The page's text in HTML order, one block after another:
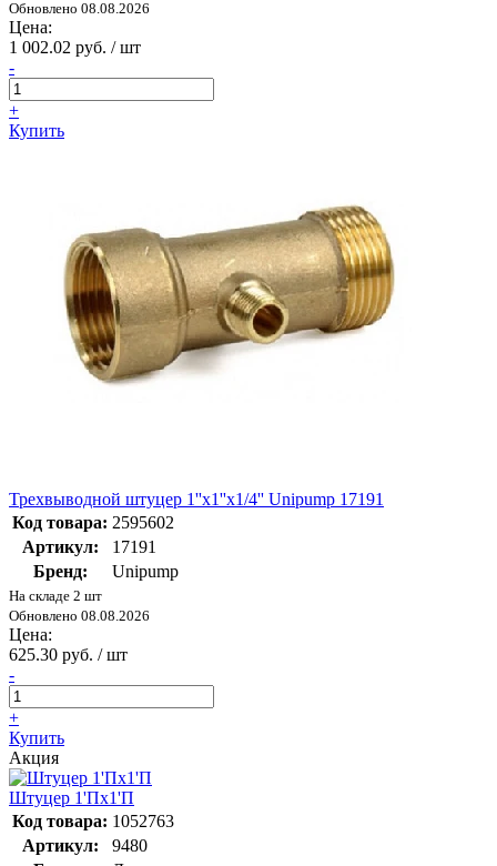
Обновлено 08.08.2026
Цена:
1 002.02 руб. / шт
-
+
Купить
Трехвыводной штуцер 1''х1''х1/4'' Unipump 17191
Код товара: 2595602
Артикул:
17191
Бренд:
Unipump
На складе 2 шт
Обновлено 08.08.2026
Цена:
625.30 руб. / шт
-
+
Купить
Акция
Штуцер 1'Пх1'П
Код товара: 1052763
Артикул:
9480